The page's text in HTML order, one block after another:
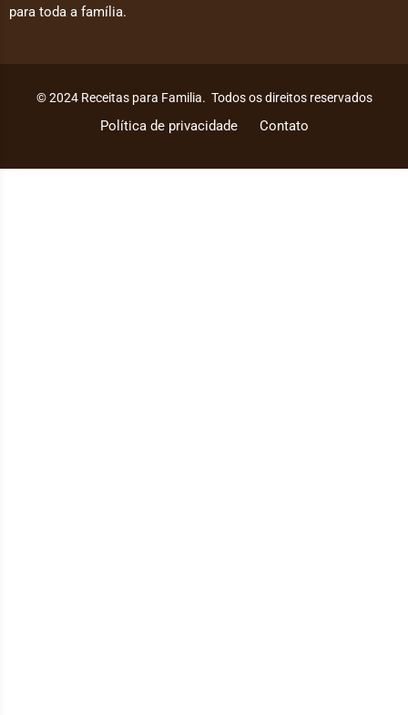
para toda a família.
© 2024 Receitas para Familia. Todos os direitos reservados
Política de privacidade Contato